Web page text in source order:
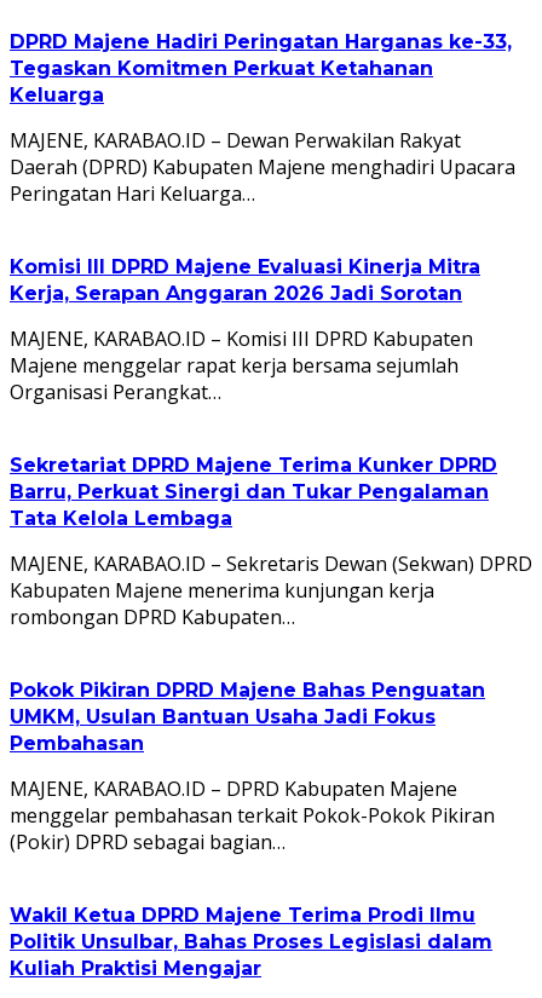
DPRD Majene Hadiri Peringatan Harganas ke-33,
Tegaskan Komitmen Perkuat Ketahanan
Keluarga
MAJENE, KARABAO.ID – Dewan Perwakilan Rakyat
Daerah (DPRD) Kabupaten Majene menghadiri Upacara
Peringatan Hari Keluarga…
Komisi III DPRD Majene Evaluasi Kinerja Mitra
Kerja, Serapan Anggaran 2026 Jadi Sorotan
MAJENE, KARABAO.ID – Komisi III DPRD Kabupaten
Majene menggelar rapat kerja bersama sejumlah
Organisasi Perangkat…
Sekretariat DPRD Majene Terima Kunker DPRD
Barru, Perkuat Sinergi dan Tukar Pengalaman
Tata Kelola Lembaga
MAJENE, KARABAO.ID – Sekretaris Dewan (Sekwan) DPRD
Kabupaten Majene menerima kunjungan kerja
rombongan DPRD Kabupaten…
Pokok Pikiran DPRD Majene Bahas Penguatan
UMKM, Usulan Bantuan Usaha Jadi Fokus
Pembahasan
MAJENE, KARABAO.ID – DPRD Kabupaten Majene
menggelar pembahasan terkait Pokok-Pokok Pikiran
(Pokir) DPRD sebagai bagian…
Wakil Ketua DPRD Majene Terima Prodi Ilmu
Politik Unsulbar, Bahas Proses Legislasi dalam
Kuliah Praktisi Mengajar